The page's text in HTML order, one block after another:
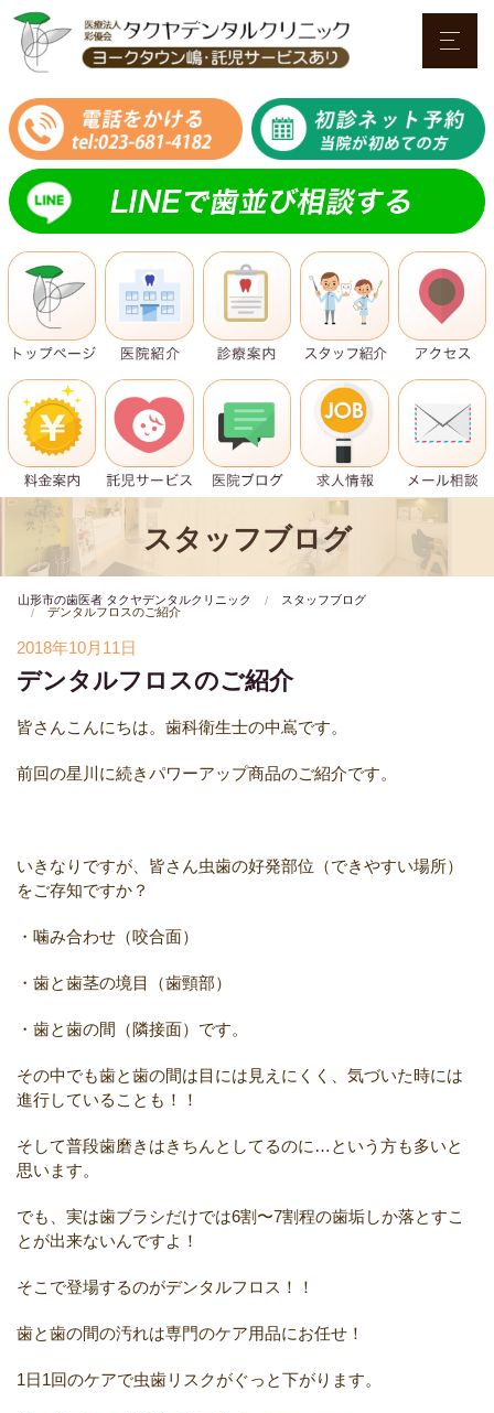
スタッフブログ
山形市の歯医者 タクヤデンタルクリニック
スタッフブログ
デンタルフロスのご紹介
2018年10月11日
デンタルフロスのご紹介
皆さんこんにちは。歯科衛生士の中嶌です。
前回の星川に続きパワーアップ商品のご紹介です。
いきなりですが、皆さん虫歯の好発部位（できやすい場所）
をご存知ですか？
・噛み合わせ（咬合面）
・歯と歯茎の境目（歯頸部）
・歯と歯の間（隣接面）です。
その中でも歯と歯の間は目には見えにくく、気づいた時には
進行していることも！！
そして普段歯磨きはきちんとしてるのに…という方も多いと
思います。
でも、実は歯ブラシだけでは6割〜7割程の歯垢しか落とすこ
とが出来ないんですよ！
そこで登場するのがデンタルフロス！！
歯と歯の間の汚れは専門のケア用品にお任せ！
1日1回のケアで虫歯リスクがぐっと下がります。